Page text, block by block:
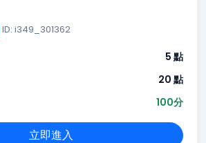
ID: i349_301362
5 點
20 點
100分
立即進入